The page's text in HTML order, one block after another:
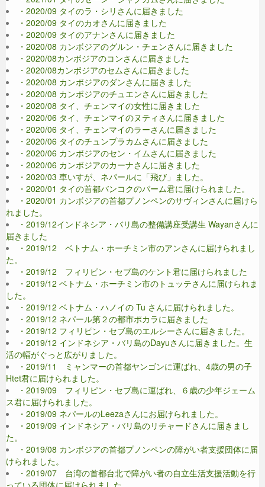
・2020/09 タイのラ・シリさんに届きました
・2020/09 タイのカオさんに届きました
・2020/09 タイのアナンさんに届きました
・2020/08 カンボジアのグルン・チェンさんに届きました
・2020/08カンボジアのコンさんに届きました
・2020/08カンボジアのセムさんに届きました
・2020/08 カンボジアのダンさんに届きました
・2020/08 カンボジアのチュエンさんに届きました
・2020/08 タイ、チェンマイの女性に届きました
・2020/06 タイ、チェンマイのヌティさんに届きました
・2020/06 タイ、チェンマイのラーさんに届きました
・2020/06 タイのチュンプラカムさんに届きました
・2020/06 カンボジアのセン・イムさんに届きました
・2020/06 カンボジアのカーナさんに届きました
・2020/03 車いすが、ネパールに「飛び」ました。
・2020/01 タイの首都バンコクのパーム君に届けられました。
・2020/01 カンボジアの首都プノンペンのサヴィンさんに届けら
れました。
・2019/12インドネシア・バリ島の整備講座受講生 Wayanさんに
届きました
・2019/12 ベトナム・ホーチミン市のアンさんに届けられまし
た。
・2019/12 フィリピン・セブ島のケント君に届けられました
・2019/12 ベトナム・ホーチミン市のトュッテさんに届けられま
した。
・2019/12 ベトナム・ハノイの Tu さんに届けられました。
・2019/12 ネパール第２の都市ポカラに届きました
・2019/12 フィリピン・セブ島のエルシーさんに届きました。
・2019/12 インドネシア・バリ島のDayuさんに届きました。生
活の幅がぐっと広がりました。
・2019/11 ミャンマーの首都ヤンゴンに運ばれ、4歳の男の子
Htet君に届けられました。
・2019/09 フィリピン・セブ島に運ばれ、６歳の少年ジェーム
ス君に届けられました。
・2019/09 ネパールのLeezaさんにお届けられました。
・2019/09 インドネシア・バリ島のリチャードさんに届きまし
た。
・2019/08 カンボジアの首都プノンペンの障がい者支援団体に届
けられました。
・2019/07 台湾の首都台北で障がい者の自立生活支援活動を行
っている団体に届けられました